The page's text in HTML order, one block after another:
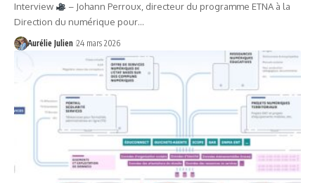
Interview
– Johann Perroux, directeur du programme ETNA à la
Direction du numérique pour…
Aurélie Julien 24 mars 2026